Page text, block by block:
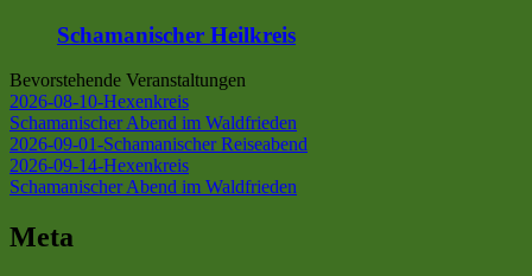
Schamanischer Heilkreis
Bevorstehende Veranstaltungen
2026-08-10-Hexenkreis
Schamanischer Abend im Waldfrieden
2026-09-01-Schamanischer Reiseabend
2026-09-14-Hexenkreis
Schamanischer Abend im Waldfrieden
Meta